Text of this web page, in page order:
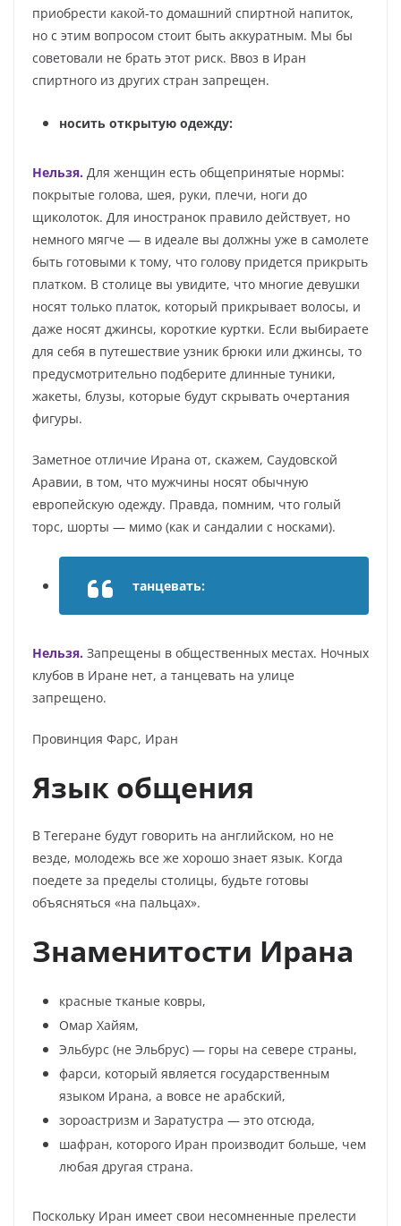
приобрести какой-то домашний спиртной напиток,
но с этим вопросом стоит быть аккуратным. Мы бы
советовали не брать этот риск. Ввоз в Иран
спиртного из других стран запрещен.
носить открытую одежду:
Нельзя. Для женщин есть общепринятые нормы:
покрытые голова, шея, руки, плечи, ноги до
щиколоток. Для иностранок правило действует, но
немного мягче — в идеале вы должны уже в самолете
быть готовыми к тому, что голову придется прикрыть
платком. В столице вы увидите, что многие девушки
носят только платок, который прикрывает волосы, и
даже носят джинсы, короткие куртки. Если выбираете
для себя в путешествие узник брюки или джинсы, то
предусмотрительно подберите длинные туники,
жакеты, блузы, которые будут скрывать очертания
фигуры.
Заметное отличие Ирана от, скажем, Саудовской
Аравии, в том, что мужчины носят обычную
европейскую одежду. Правда, помним, что голый
торс, шорты — мимо (как и сандалии с носками).
танцевать:
Нельзя. Запрещены в общественных местах. Ночных
клубов в Иране нет, а танцевать на улице
запрещено.
Провинция Фарс, Иран
Язык общения
В Тегеране будут говорить на английском, но не
везде, молодежь все же хорошо знает язык. Когда
поедете за пределы столицы, будьте готовы
объясняться «на пальцах».
Знаменитости Ирана
красные тканые ковры,
Омар Хайям,
Эльбурс (не Эльбрус) — горы на севере страны,
фарси, который является государственным
языком Ирана, а вовсе не арабский,
зороастризм и Заратустра — это отсюда,
шафран, которого Иран производит больше, чем
любая другая страна.
Поскольку Иран имеет свои несомненные прелести